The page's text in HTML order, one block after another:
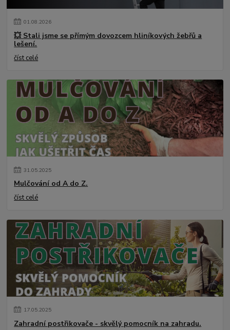
01.08.2026
💥 Stali jsme se přímým dovozcem hliníkových žebřů a
lešení.
číst celé
31.05.2025
Mulčování od A do Z.
číst celé
17.05.2025
Zahradní postřikovače - skvělý pomocník na zahradu.